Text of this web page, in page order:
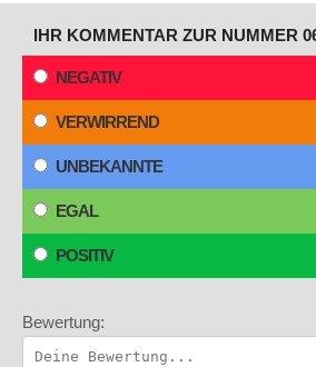
IHR KOMMENTAR ZUR NUMMER
NEGATIV
VERWIRREND
UNBEKANNTE
EGAL
POSITIV
Bewertung: